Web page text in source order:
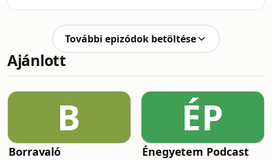
Biopolitikai Műhelyének vezetője.
További epizódok betöltése
Ajánlott
B
Borravaló
ÉP
Énegyetem Podcast